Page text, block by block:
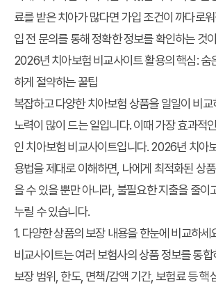
료를 받은 치아가 많다면 가입 조건이 까다로
입 전 문의를 통해 정확한 정보를 확인하는 것
2026년 치아보험 비교사이트 활용의 핵심: 숨
하게 절약하는 꿀팁
복잡하고 다양한 치아보험 상품을 일일이 비
노력이 많이 드는 일입니다. 이때 가장 효과적
인 치아보험 비교사이트입니다.2026년 치아
용법을 제대로 이해하면, 나에게 최적화된 상
을 수 있을 뿐만 아니라, 불필요한 지출을 줄이
누릴 수 있습니다.
1. 다양한 상품의 보장 내용을 한눈에 비교하세
비교사이트는 여러 보험사의 상품 정보를 통합
보장 범위, 한도, 면책/감액 기간, 보험료 등 핵